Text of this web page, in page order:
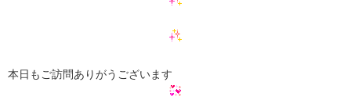
本日もご訪問ありがうございます